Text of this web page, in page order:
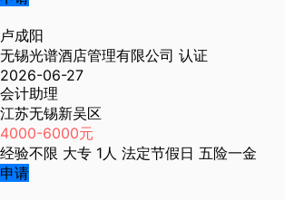
卢成阳
无锡光谱酒店管理有限公司 认证
2026-06-27
会计助理
江苏无锡新吴区
4000-6000元
经验不限 大专 1人 法定节假日 五险一金
申请